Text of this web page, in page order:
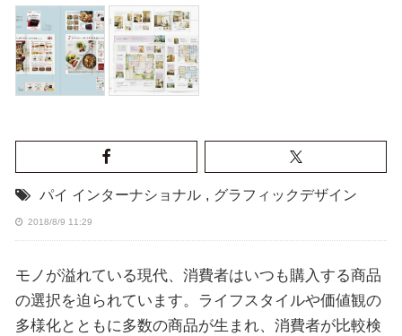
パイ インターナショナル , グラフィックデザイン
2018/8/9 11:29
モノが溢れている現代、消費者はいつも購入する商品
の選択を迫られています。ライフスタイルや価値観の
多様化とともに多数の商品が生まれ、消費者が比較検